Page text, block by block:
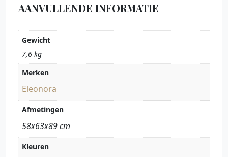
AANVULLENDE INFORMATIE
Gewicht
7,6 kg
Merken
Eleonora
Afmetingen
58x63x89 cm
Kleuren